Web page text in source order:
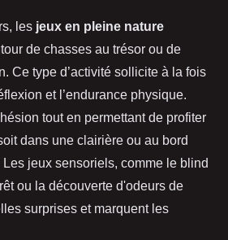
les jeux en pleine nature
de chasses au trésor ou de
Ce type d’activité sollicite à la fois
et l’endurance physique.
tout en permettant de profiter
dans une clairière ou au bord
Les jeux sensoriels, comme le blind
ou la découverte d'odeurs de
surprises et marquent les